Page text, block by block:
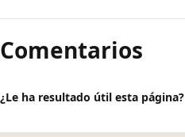
Comentarios
¿Le ha resultado útil esta página?